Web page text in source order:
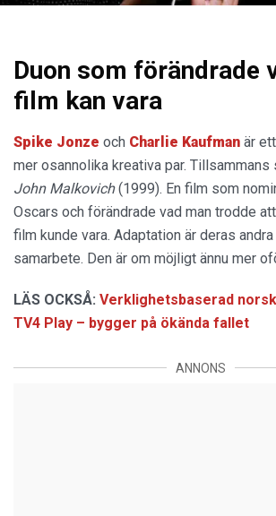
Duon som förändrade
film kan vara
Spike Jonze och Charlie Kaufman är
mer osannolika kreativa par. Tillsammans
John Malkovich(1999). En film som
Oscars och förändrade vad man trodde
film kunde vara. Adaptation är deras
samarbete. Den är om möjligt ännu mer
LÄS OCKSÅ: Verklighetsbaserad
TV4 Play – bygger på ökända fallet
ANNONS